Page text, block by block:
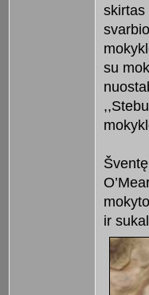
skirtas
su
ir